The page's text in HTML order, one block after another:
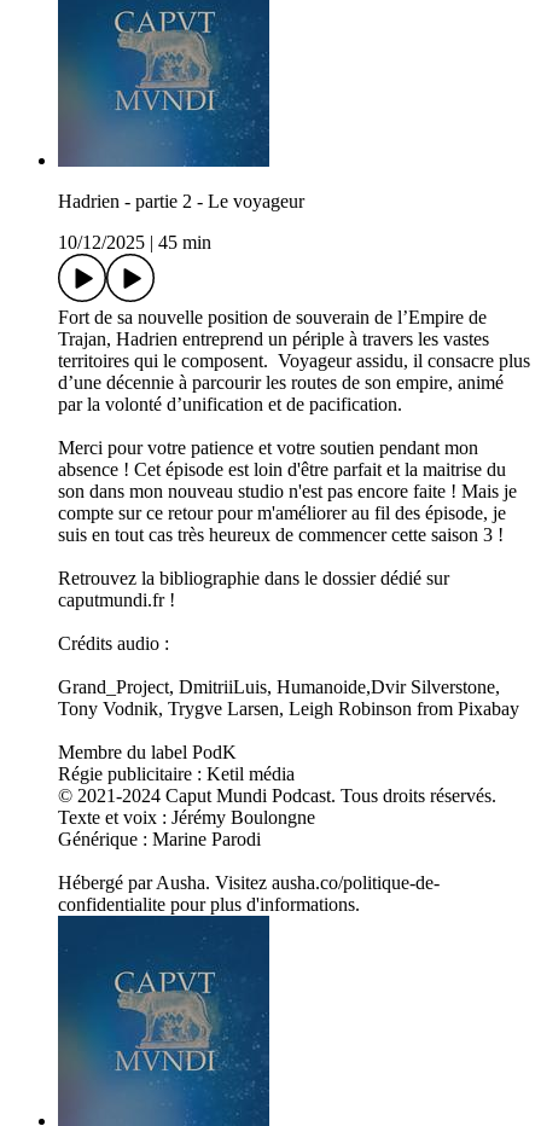
Hadrien - partie 2 - Le voyageur
10/12/2025
45 min
Fort de sa nouvelle position de souverain de l’Empire de
Trajan, Hadrien entreprend un périple à travers les vastes
territoires qui le composent. Voyageur assidu, il consacre plus
d’une décennie à parcourir les routes de son empire, animé
par la volonté d’unification et de pacification.
Merci pour votre patience et votre soutien pendant mon
absence ! Cet épisode est loin d'être parfait et la maitrise du
son dans mon nouveau studio n'est pas encore faite ! Mais je
compte sur ce retour pour m'améliorer au fil des épisode, je
suis en tout cas très heureux de commencer cette saison 3 !
Retrouvez la bibliographie dans le dossier dédié sur
caputmundi.fr !
Crédits audio :
Grand_Project, DmitriiLuis, Humanoide,Dvir Silverstone,
Tony Vodnik, Trygve Larsen, Leigh Robinson from Pixabay
Membre du label PodK
Régie publicitaire : Ketil média
© 2021-2024 Caput Mundi Podcast. Tous droits réservés.
Texte et voix : Jérémy Boulongne
Générique : Marine Parodi
Hébergé par Ausha. Visitez ausha.co/politique-de-
confidentialite pour plus d'informations.